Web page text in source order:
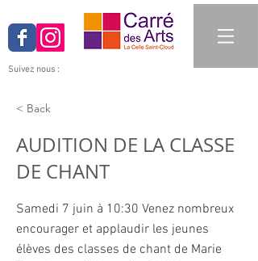
Suivez nous :
< Back
AUDITION DE LA CLASSE
DE CHANT
Samedi 7 juin à 10:30 Venez nombreux
encourager et applaudir les jeunes
élèves des classes de chant de Marie